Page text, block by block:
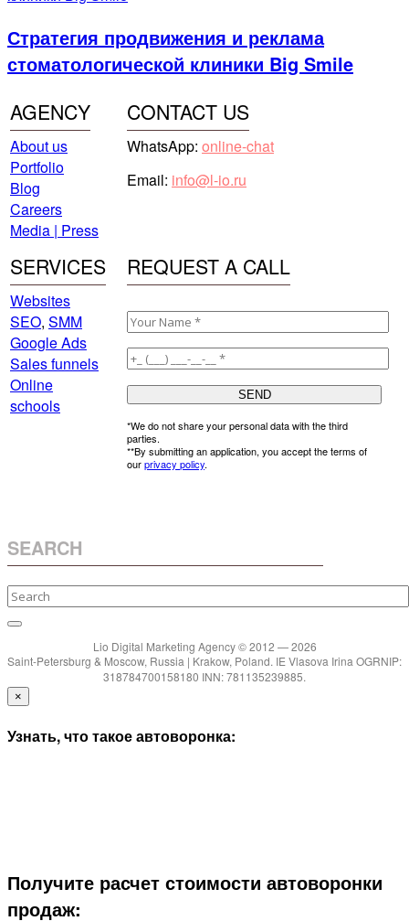
Стратегия продвижения и реклама
стоматологической клиники Big Smile
AGENCY CONTACT US
About us
Portfolio
Blog
Careers
Media | Press
WhatsApp: online-chat
Email: info@l-io.ru
SERVICES REQUEST A CALL
Websites
SEO, SMM
Google Ads
Sales funnels
Online
schools
*We do not share your personal data with the third
parties.
**By submitting an application, you accept the terms of
ourprivacy policy.
SEARCH
Lio Digital Marketing Agency © 2012 — 2026
Saint-Petersburg & Moscow, Russia | Krakow, Poland. IE Vlasova Irina OGRNIP:
318784700158180 INN: 781135239885.
×
Узнать, что такое автоворонка:
Получите расчет стоимости автоворонки
продаж: